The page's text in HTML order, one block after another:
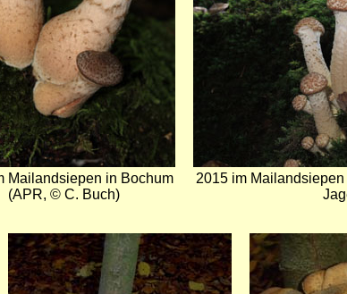
Mailandsiepen in Bochum
(APR, © C. Buch)
2015 im
Bild Bild